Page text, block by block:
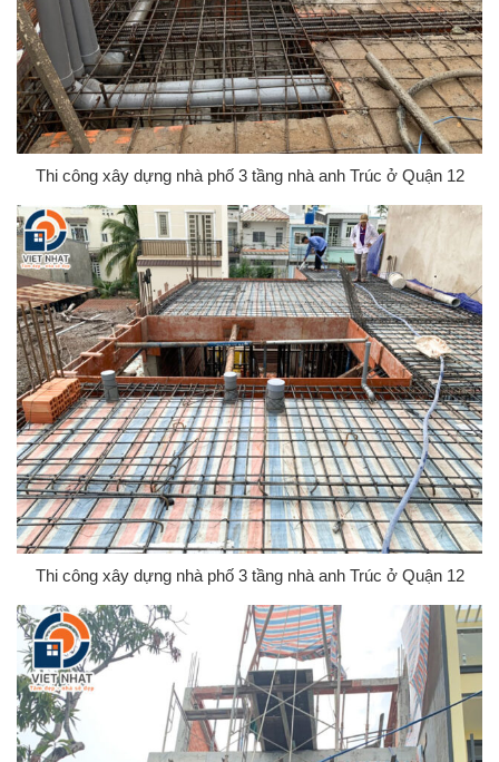
Thi công xây dựng nhà phố 3 tầng nhà anh Trúc ở Quận 12
Thi công xây dựng nhà phố 3 tầng nhà anh Trúc ở Quận 12